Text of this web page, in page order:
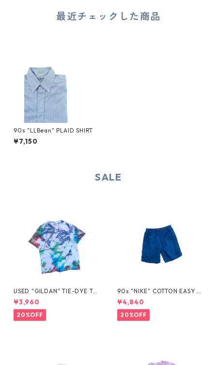
最近チェックした商品
90s "LLBean" PLAID SHIRT
¥7,150
SALE
USED "GILDAN" TIE-DYE TE
E
¥3,960
20%OFF
90s "NIKE" COTTON EASY S
HORTS
¥4,840
20%OFF